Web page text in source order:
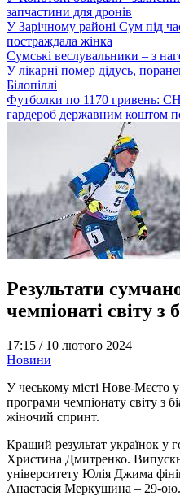
запчастини для дронів
У Зарічному районі Сум під
постраждала жінка
Сумські веслувальники – з
У лікарні помер дідусь,
Білопіллі
Футболки по 1170 гривень:
гардероб державним коштом
Результати
чемпіонаті світу з
17:15 / 10 лютого 2024
Новини
У чеському місті Нове-Мєсто
програми чемпіонату світу з
жіночий спринт.
Кращий результат українок у
Христина Дмитренко.
університету Юлія Джима
Анастасія Меркушина – 29-ою.